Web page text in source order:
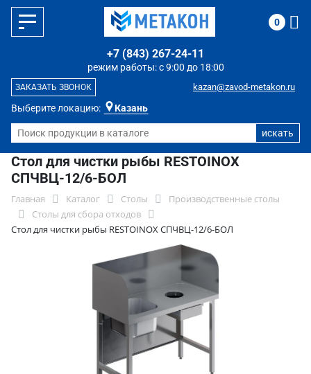
Выберите локацию: Казань
режим работы: с 9:00 до 18:00
+7 (843) 267-24-11
kazan@zavod-metakon.ru
ЗАКАЗАТЬ ЗВОНОК
0
Стол для чистки рыбы RESTOINOX
СПЧВЦ-12/6-БОЛ
Главная Каталог Столы
Производственные столы
Столы для сбора отходов
Стол для чистки рыбы RESTOINOX СПЧВЦ-12/6-БОЛ